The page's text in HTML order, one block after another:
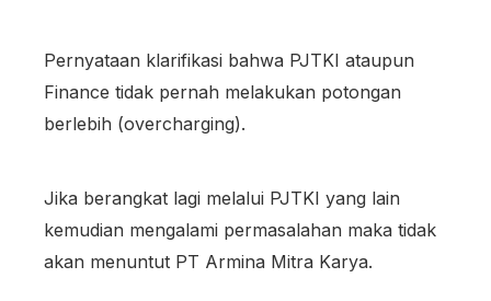
Pernyataan klarifikasi bahwa PJTKI ataupun
Finance tidak pernah melakukan potongan
berlebih (overcharging).
Jika berangkat lagi melalui PJTKI yang lain
kemudian mengalami permasalahan maka tidak
akan menuntut PT Armina Mitra Karya.